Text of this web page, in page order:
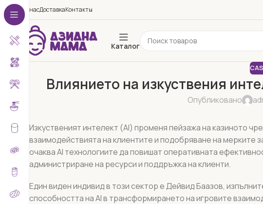
О насДоставкаКонтакты
Каталог
Влиянието на изкуствения
Опубликовано
Изкуственият интелект (AI) променя пейзажа на казиното
взаимодействията на клиентите и подобряване на мерките
очаква AI технологиите да повишат оперативната
администриране на ресурси и поддръжка на клиенти.
Един виден индивид в този сектор е Дейвид Баазов,
способността на AI в трансформирането на игровите